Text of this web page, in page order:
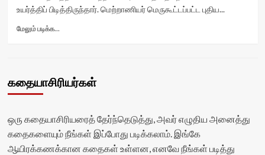
yasr-
rater-
rater-
rating='0'
rater-
starsize='16'
உயர்த்திப் பிடித்திருந்தார். மெற்றாணியர் மெருகூட்டப்பட்ட புதிய...
மேலும் படிக்க...
class="yasr-
title-
container">
<div
class='yasr-
கதையாசிரியர்கள்
ஒரு கதையாசிரியரைத் தேர்ந்தெடுத்து, அவர் எழுதிய அனைத்து
கதைகளையும் நீங்கள் இப்போது படிக்கலாம். இங்கே
ஆயிரக்கணக்கான கதைகள் உள்ளன, எனவே நீங்கள் படித்து